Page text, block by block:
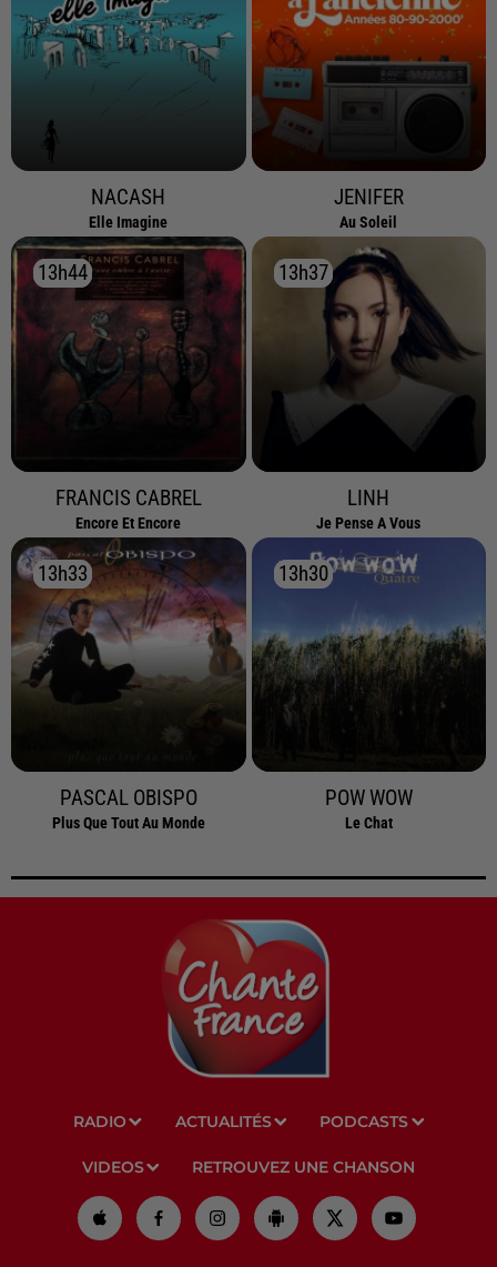
NACASH
Elle Imagine
JENIFER
Au Soleil
13h44
13h44
FRANCIS CABREL
Encore Et Encore
13h37
13h37
LINH
Je Pense A Vous
13h33
13h33
PASCAL OBISPO
Plus Que Tout Au Monde
13h30
13h30
POW WOW
Le Chat
RADIO ACTUALITÉS PODCASTS
VIDEOS RETROUVEZ UNE CHANSON